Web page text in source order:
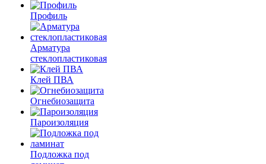
Профиль
Арматура
стеклопластиковая
Клей ПВА
Огнебиозащита
Пароизоляция
Подложка под